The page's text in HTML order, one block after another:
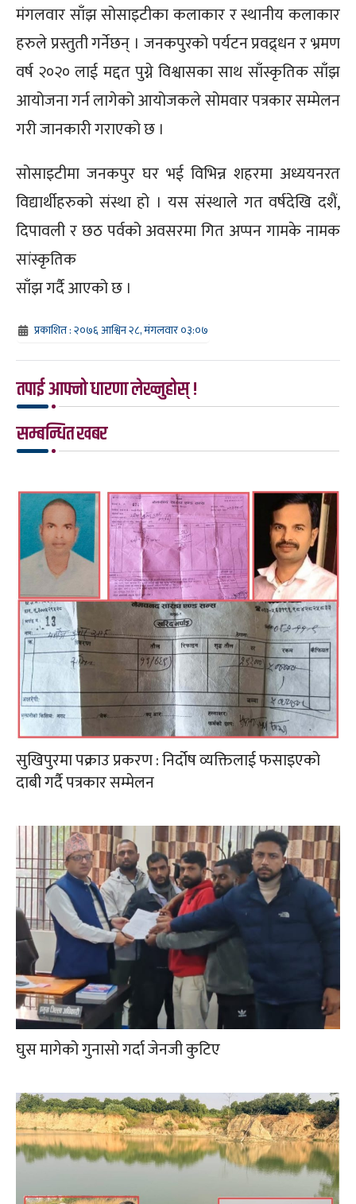
मंगलवार साँझ सोसाइटीका कलाकार र स्थानीय कलाकार
हरुले प्रस्तुती गर्नेछन् । जनकपुरको पर्यटन प्रवद्र्धन र भ्रमण
वर्ष २०२० लाई मद्दत पुग्ने विश्वासका साथ साँस्कृतिक साँझ
आयोजना गर्न लागेको आयोजकले सोमवार पत्रकार सम्मेलन
गरी जानकारी गराएको छ ।
सोसाइटीमा जनकपुर घर भई विभिन्न शहरमा अध्ययनरत
विद्यार्थीहरुको संस्था हो । यस संस्थाले गत वर्षदेखि दशैं,
दिपावली र छठ पर्वको अवसरमा गित अप्पन गामके नामक
सांस्कृतिक
साँझ गर्दै आएको छ ।
प्रकाशित : २०७६ आश्विन २८, मंगलवार ०३:०७
तपाई आफ्नो धारणा लेख्नुहोस् !
सम्बन्धित खबर
सुखिपुरमा पक्राउ प्रकरण : निर्दोष व्यक्तिलाई फसाइएको
दाबी गर्दै पत्रकार सम्मेलन
घुस मागेको गुनासो गर्दा जेनजी कुटिए